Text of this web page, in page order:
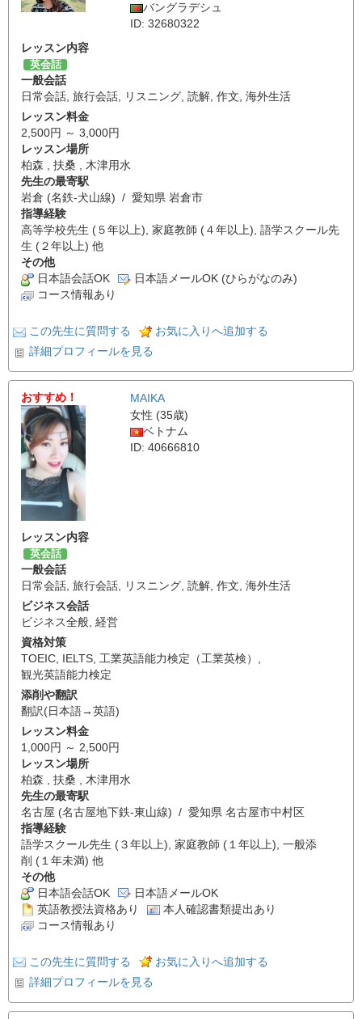
バングラデシュ
ID: 32680322
レッスン内容
英会話
一般会話
日常会話, 旅行会話, リスニング, 読解, 作文, 海外生活
レッスン料金
2,500円 ～ 3,000円
レッスン場所
柏森 , 扶桑 , 木津用水
先生の最寄駅
岩倉 (名鉄-犬山線) / 愛知県 岩倉市
指導経験
高等学校先生 (５年以上), 家庭教師 (４年以上), 語学スクール先
生 (２年以上) 他
その他
日本語会話OK
日本語メールOK (ひらがなのみ)
コース情報あり
この先生に質問する
お気に入りへ追加する
詳細プロフィールを見る
おすすめ！
MAIKA
女性 (35歳)
ベトナム
ID: 40666810
レッスン内容
英会話
一般会話
日常会話 旅行会話 リスニング 読解 作文 海外生活
ビジネス会話
ビジネス全般 経営
資格対策
TOEIC IELTS 工業英語能力検定（工業英検）
観光英語能力検定
添削や翻訳
翻訳(日本語→英語)
レッスン料金
1,000円 ～ 2,500円
レッスン場所
柏森 , 扶桑 , 木津用水
先生の最寄駅
名古屋 (名古屋地下鉄-東山線) / 愛知県 名古屋市中村区
指導経験
語学スクール先生 (３年以上), 家庭教師 (１年以上), 一般添
削 (１年未満) 他
その他
日本語会話OK
日本語メールOK
英語教授法資格あり
本人確認書類提出あり
コース情報あり
この先生に質問する
お気に入りへ追加する
詳細プロフィールを見る